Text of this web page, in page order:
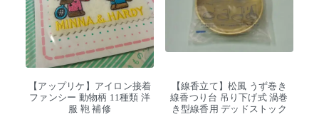
【アップリケ】アイロン接着
ファンシー 動物柄 11種類 洋
服 鞄 補修
【線香立て】松風 うず巻き
線香つり台 吊り下げ式 渦巻
き型線香用 デッドストック